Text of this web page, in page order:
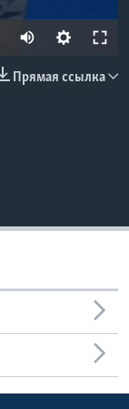
Прямая ссылка